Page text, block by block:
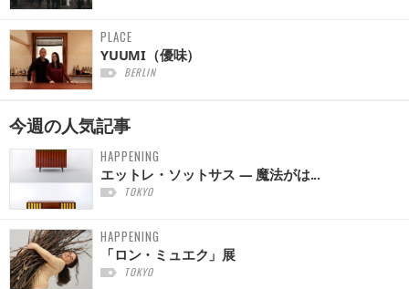
PLACE
YUUMI（優味）
BERLIN
今週の人気記事
HAPPENING
エットレ・ソットサス — 魔法がは...
TOKYO
HAPPENING
「ロン・ミュエク」展
TOKYO